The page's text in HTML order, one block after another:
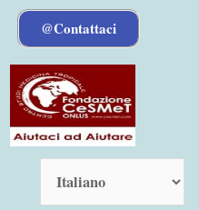
@Contattaci